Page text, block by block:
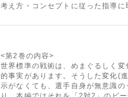
考え方・コンセプトに従った指導
<第2巻の内容>
世界標準の戦術は、めまぐるしく
的事実があります。そうした変化(
示がなくても、選手自身が無意識